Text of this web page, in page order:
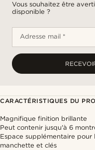
Vous souhaitez être
disponible ?
Adresse mail *
CARACTÉRISTIQUES DU
Magnifique finition brillante
Peut contenir jusqu'à 6
Espace supplémentaire
manchette et clés